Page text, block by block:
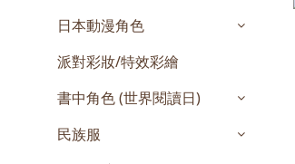
日本動漫角色
派對彩妝/特效彩繪
書中角色 (世界閱讀日)
民族服